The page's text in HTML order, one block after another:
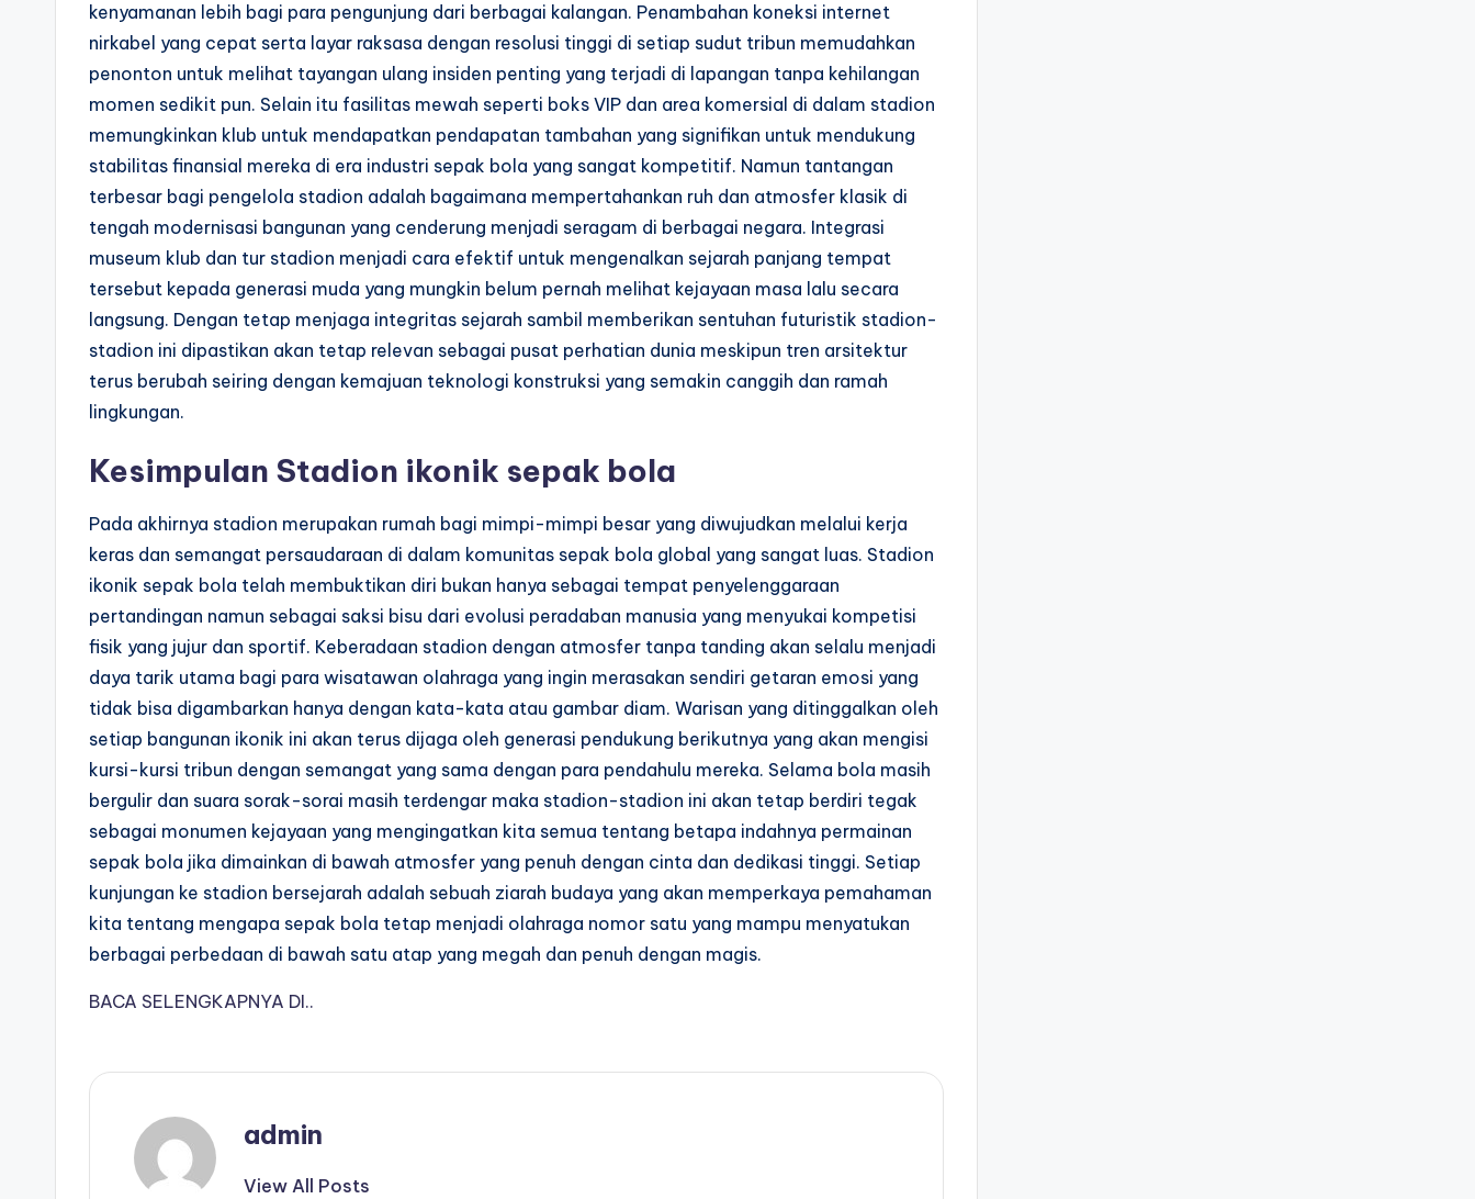
kenyamanan lebih bagi para pengunjung dari berbagai kalangan. Penambahan koneksi internet
nirkabel yang cepat serta layar raksasa dengan resolusi tinggi di setiap sudut tribun memudahkan
penonton untuk melihat tayangan ulang insiden penting yang terjadi di lapangan tanpa kehilangan
momen sedikit pun. Selain itu fasilitas mewah seperti boks VIP dan area komersial di dalam stadion
memungkinkan klub untuk mendapatkan pendapatan tambahan yang signifikan untuk mendukung
stabilitas finansial mereka di era industri sepak bola yang sangat kompetitif. Namun tantangan
terbesar bagi pengelola stadion adalah bagaimana mempertahankan ruh dan atmosfer klasik di
tengah modernisasi bangunan yang cenderung menjadi seragam di berbagai negara. Integrasi
museum klub dan tur stadion menjadi cara efektif untuk mengenalkan sejarah panjang tempat
tersebut kepada generasi muda yang mungkin belum pernah melihat kejayaan masa lalu secara
langsung. Dengan tetap menjaga integritas sejarah sambil memberikan sentuhan futuristik stadion-
stadion ini dipastikan akan tetap relevan sebagai pusat perhatian dunia meskipun tren arsitektur
terus berubah seiring dengan kemajuan teknologi konstruksi yang semakin canggih dan ramah
lingkungan.
Kesimpulan Stadion ikonik sepak bola
Pada akhirnya stadion merupakan rumah bagi mimpi-mimpi besar yang diwujudkan melalui kerja
keras dan semangat persaudaraan di dalam komunitas sepak bola global yang sangat luas. Stadion
ikonik sepak bola telah membuktikan diri bukan hanya sebagai tempat penyelenggaraan
pertandingan namun sebagai saksi bisu dari evolusi peradaban manusia yang menyukai kompetisi
fisik yang jujur dan sportif. Keberadaan stadion dengan atmosfer tanpa tanding akan selalu menjadi
daya tarik utama bagi para wisatawan olahraga yang ingin merasakan sendiri getaran emosi yang
tidak bisa digambarkan hanya dengan kata-kata atau gambar diam. Warisan yang ditinggalkan oleh
setiap bangunan ikonik ini akan terus dijaga oleh generasi pendukung berikutnya yang akan mengisi
kursi-kursi tribun dengan semangat yang sama dengan para pendahulu mereka. Selama bola masih
bergulir dan suara sorak-sorai masih terdengar maka stadion-stadion ini akan tetap berdiri tegak
sebagai monumen kejayaan yang mengingatkan kita semua tentang betapa indahnya permainan
sepak bola jika dimainkan di bawah atmosfer yang penuh dengan cinta dan dedikasi tinggi. Setiap
kunjungan ke stadion bersejarah adalah sebuah ziarah budaya yang akan memperkaya pemahaman
kita tentang mengapa sepak bola tetap menjadi olahraga nomor satu yang mampu menyatukan
berbagai perbedaan di bawah satu atap yang megah dan penuh dengan magis.
BACA SELENGKAPNYA DI..
admin
View All Posts